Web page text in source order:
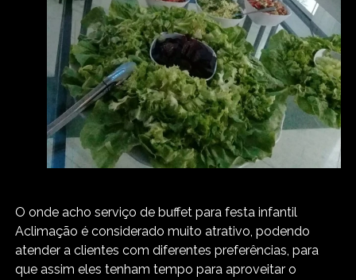
O onde acho serviço de buffet para festa infantil
Aclimação é considerado muito atrativo, podendo
atender a clientes com diferentes preferências, para
que assim eles tenham tempo para aproveitar o